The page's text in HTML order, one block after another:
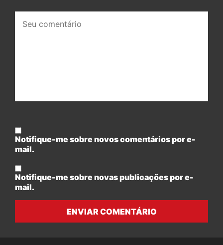
comentário:
Notifique-me sobre novos comentários por e-
mail.
Notifique-me sobre novas publicações por e-
mail.
ENVIAR COMENTÁRIO